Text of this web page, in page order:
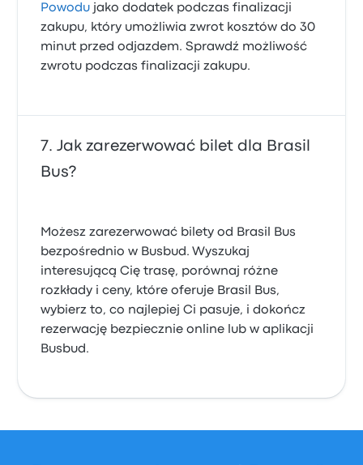
Powodu jako dodatek podczas finalizacji
zakupu, który umożliwia zwrot kosztów do 30
minut przed odjazdem. Sprawdź możliwość
zwrotu podczas finalizacji zakupu.
Jak zarezerwować bilet dla Brasil
Bus?
Możesz zarezerwować bilety od Brasil Bus
bezpośrednio w Busbud. Wyszukaj
interesującą Cię trasę, porównaj różne
rozkłady i ceny, które oferuje Brasil Bus,
wybierz to, co najlepiej Ci pasuje, i dokończ
rezerwację bezpiecznie online lub w aplikacji
Busbud.